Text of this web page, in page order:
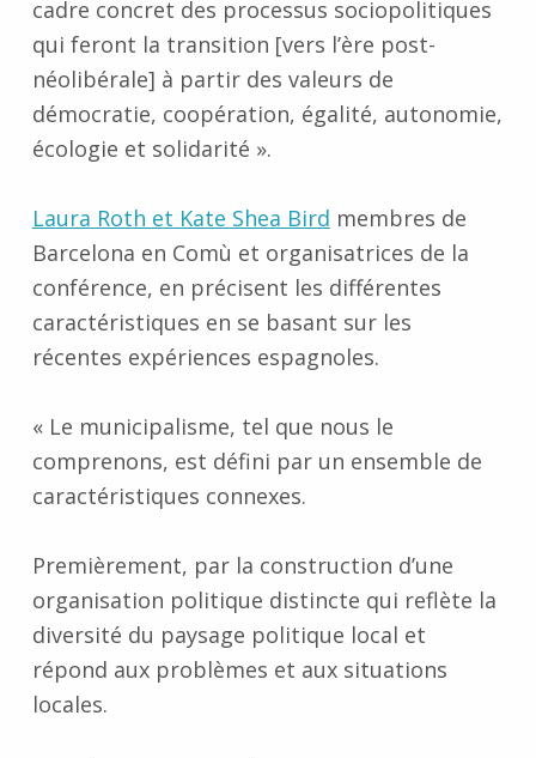
cadre concret des processus sociopolitiques
qui feront la transition [vers l’ère post-
néolibérale] à partir des valeurs de
démocratie, coopération, égalité, autonomie,
écologie et solidarité ».
Laura Roth et Kate Shea Bird membres de
Barcelona en Comù et organisatrices de la
conférence, en précisent les différentes
caractéristiques en se basant sur les
récentes expériences espagnoles.
« Le municipalisme, tel que nous le
comprenons, est défini par un ensemble de
caractéristiques connexes.
Premièrement, par la construction d’une
organisation politique distincte qui reflète la
diversité du paysage politique local et
répond aux problèmes et aux situations
locales.